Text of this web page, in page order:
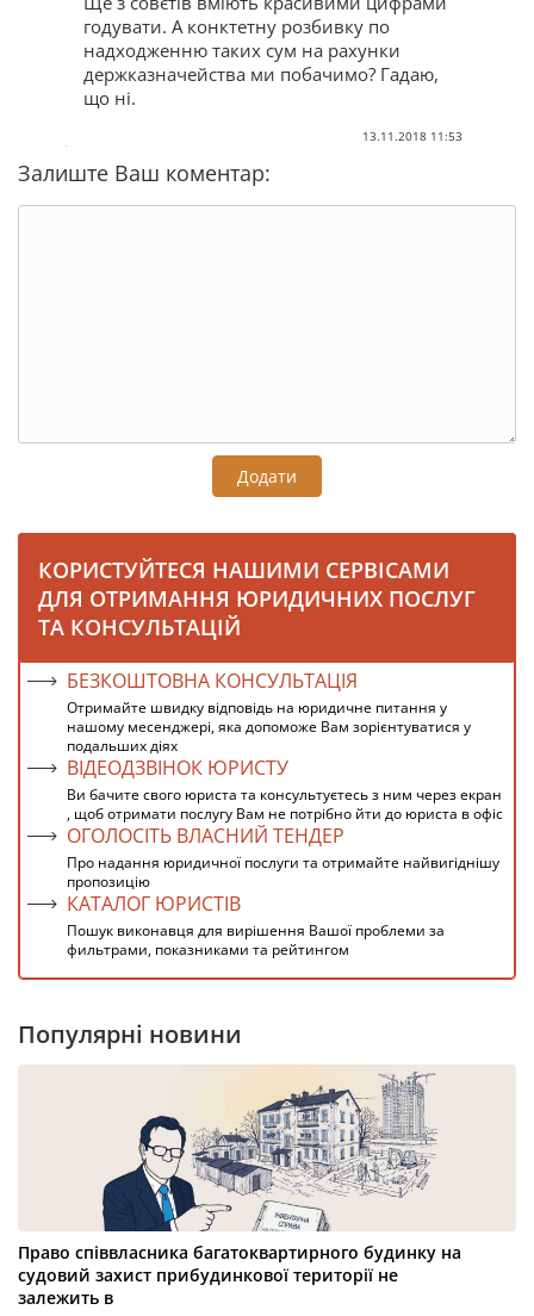
годувати. А конктетну розбивку по
надходженню таких сум на рахунки
держказначейства ми побачимо? Гадаю,
що ні.
13.11.2018 11:53
Залиште Ваш коментар:
Додати
КОРИСТУЙТЕСЯ НАШИМИ СЕРВІСАМИ
ДЛЯ ОТРИМАННЯ ЮРИДИЧНИХ ПОСЛУГ
ТА КОНСУЛЬТАЦІЙ
БЕЗКОШТОВНА КОНСУЛЬТАЦІЯ
Отримайте швидку відповідь на юридичне питання у
нашому месенджері, яка допоможе Вам зорієнтуватися у
подальших діях
ВІДЕОДЗВІНОК ЮРИСТУ
Ви бачите свого юриста та консультуєтесь з ним через екран
, щоб отримати послугу Вам не потрібно йти до юриста в офіс
ОГОЛОСІТЬ ВЛАСНИЙ ТЕНДЕР
Про надання юридичної послуги та отримайте найвигіднішу
пропозицію
КАТАЛОГ ЮРИСТІВ
Пошук виконавця для вирішення Вашої проблеми за
фильтрами, показниками та рейтингом
Популярні новини
Право співвласника багатоквартирного будинку на
судовий захист прибудинкової території не
залежить в